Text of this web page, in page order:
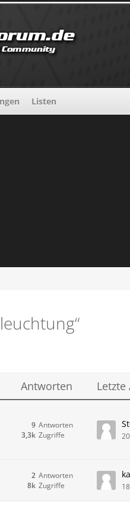
Listen
Antworten
Antworten
9
Zugriffe
3,3k
Antworten
2
Zugriffe
8k